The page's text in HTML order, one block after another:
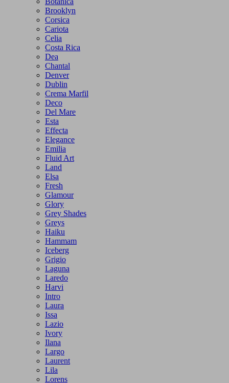
Brooklyn
Corsica
Cariota
Celia
Costa Rica
Dea
Chantal
Denver
Dublin
Crema Marfil
Deco
Del Mare
Esta
Effecta
Elegance
Emilia
Fluid Art
Land
Elsa
Fresh
Glamour
Glory
Grey Shades
Greys
Haiku
Hammam
Iceberg
Grigio
Laguna
Laredo
Harvi
Intro
Laura
Issa
Lazio
Ivory
Ilana
Largo
Laurent
Lila
Lorens